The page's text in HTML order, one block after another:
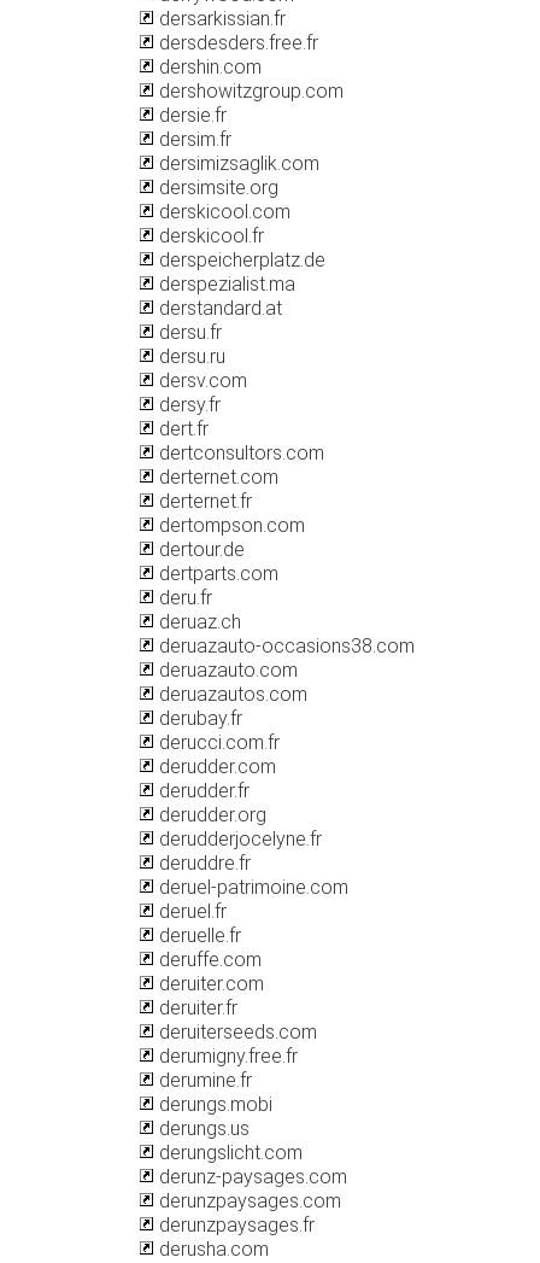
dersarkissian.fr
dersdesders.free.fr
dershin.com
dershowitzgroup.com
dersie.fr
dersim.fr
dersimizsaglik.com
dersimsite.org
derskicool.com
derskicool.fr
derspeicherplatz.de
derspezialist.ma
derstandard.at
dersu.fr
dersu.ru
dersv.com
dersy.fr
dert.fr
dertconsultors.com
derternet.com
derternet.fr
dertompson.com
dertour.de
dertparts.com
deru.fr
deruaz.ch
deruazauto-occasions38.com
deruazauto.com
deruazautos.com
derubay.fr
derucci.com.fr
derudder.com
derudder.fr
derudder.org
derudderjocelyne.fr
deruddre.fr
deruel-patrimoine.com
deruel.fr
deruelle.fr
deruffe.com
deruiter.com
deruiter.fr
deruiterseeds.com
derumigny.free.fr
derumine.fr
derungs.mobi
derungs.us
derungslicht.com
derunz-paysages.com
derunzpaysages.com
derunzpaysages.fr
derusha.com